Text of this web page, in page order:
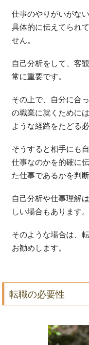
仕事のやりがいがな
具体的に伝えてられ
せん。
自己分析をして、客
常に重要です。
その上で、自分に合
の職業に就くために
ような経路をたどる
そうすると相手にも
仕事なのかを的確に
た仕事であるかを判
自己分析や仕事理解
しい場合もあります。
そのような場合は、
お勧めします。
転職の必要性